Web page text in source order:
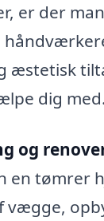
er der
æstetisk
dig med.
og
en tømrer
vægge,